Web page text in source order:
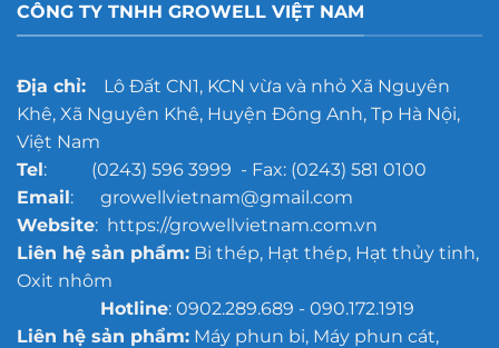
CÔNG TY TNHH GROWELL VIỆT NAM
Địa chỉ:Lô Đất CN1, KCN vừa và nhỏ Xã Nguyên
Khê, Xã Nguyên Khê, Huyện Đông Anh, Tp Hà Nội,
Việt Nam
Tel: (0243) 596 3999 - Fax: (0243) 581 0100
Email: growellvietnam@gmail.com
Website: https://growellvietnam.com.vn
Liên hệ sản phẩm:Bi thép, Hạt thép, Hạt thủy tinh,
Oxit nhôm
Hotline: 0902.289.689 - 090.172.1919
Liên hệ sản phẩm:Máy phun bi, Máy phun cát,